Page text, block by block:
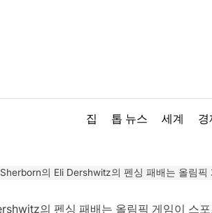
집
톱 뉴스 세계 경
Sherborn의 Eli Dershwitz의 펜싱 패배는 올림픽 게임이 스포츠에서 얼